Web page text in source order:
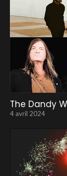
The Dandy
4 avril 2024